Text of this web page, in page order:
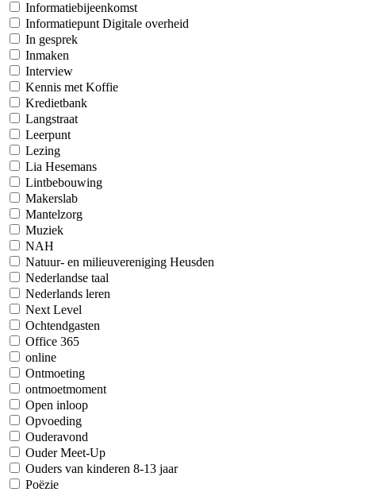
Informatiebijeenkomst
Informatiepunt Digitale overheid
In gesprek
Inmaken
Interview
Kennis met Koffie
Kredietbank
Langstraat
Leerpunt
Lezing
Lia Hesemans
Lintbebouwing
Makerslab
Mantelzorg
Muziek
NAH
Natuur- en milieuvereniging Heusden
Nederlandse taal
Nederlands leren
Next Level
Ochtendgasten
Office 365
online
Ontmoeting
ontmoetmoment
Open inloop
Opvoeding
Ouderavond
Ouder Meet-Up
Ouders van kinderen 8-13 jaar
Poëzie